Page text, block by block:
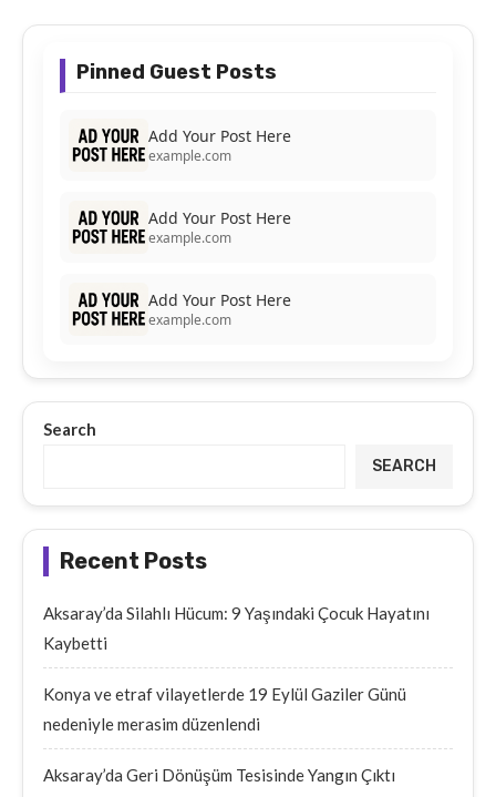
Pinned Guest Posts
Add Your Post Here
example.com
Add Your Post Here
example.com
Add Your Post Here
example.com
Search
SEARCH
Recent Posts
Aksaray’da Silahlı Hücum: 9 Yaşındaki Çocuk Hayatını
Kaybetti
Konya ve etraf vilayetlerde 19 Eylül Gaziler Günü
nedeniyle merasim düzenlendi
Aksaray’da Geri Dönüşüm Tesisinde Yangın Çıktı